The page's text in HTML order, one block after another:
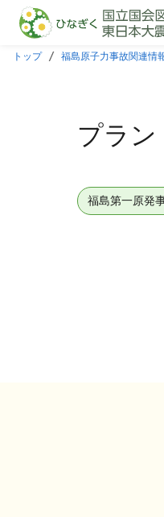
本文に飛ぶ
トップ 福島原子力事故関連情
プラン
福島第一原発